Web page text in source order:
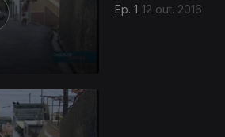
Ep. 1 12 out. 2016